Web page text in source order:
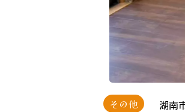
その他 湖南